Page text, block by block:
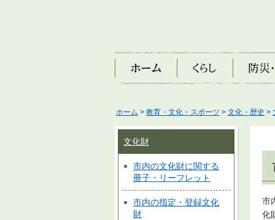
ホーム くらし 防災・安全
ホーム > 教育・文化・スポーツ > 文化・歴史 >
文化財
市内の文化財に関する
冊子・リーフレット
市内の指定・登録文化
財
市
化